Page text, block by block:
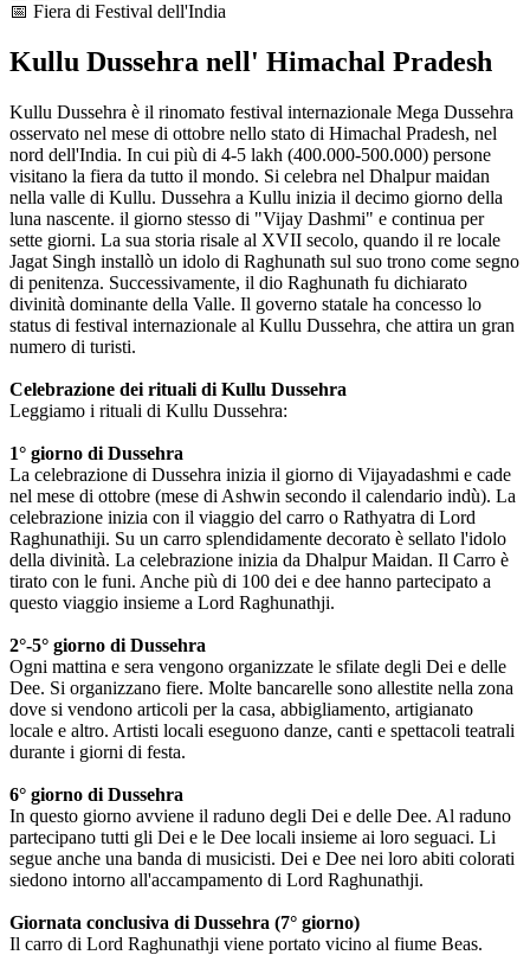
📅 Fiera di Festival dell'India
Kullu Dussehra nell' Himachal Pradesh
Kullu Dussehra è il rinomato festival internazionale Mega Dussehra
osservato nel mese di ottobre nello stato di Himachal Pradesh, nel
nord dell'India. In cui più di 4-5 lakh (400.000-500.000) persone
visitano la fiera da tutto il mondo. Si celebra nel Dhalpur maidan
nella valle di Kullu. Dussehra a Kullu inizia il decimo giorno della
luna nascente. il giorno stesso di "Vijay Dashmi" e continua per
sette giorni. La sua storia risale al XVII secolo, quando il re locale
Jagat Singh installò un idolo di Raghunath sul suo trono come segno
di penitenza. Successivamente, il dio Raghunath fu dichiarato
divinità dominante della Valle. Il governo statale ha concesso lo
status di festival internazionale al Kullu Dussehra, che attira un gran
numero di turisti.
Celebrazione dei rituali di Kullu Dussehra
Leggiamo i rituali di Kullu Dussehra:
1° giorno di Dussehra
La celebrazione di Dussehra inizia il giorno di Vijayadashmi e cade
nel mese di ottobre (mese di Ashwin secondo il calendario indù). La
celebrazione inizia con il viaggio del carro o Rathyatra di Lord
Raghunathiji. Su un carro splendidamente decorato è sellato l'idolo
della divinità. La celebrazione inizia da Dhalpur Maidan. Il Carro è
tirato con le funi. Anche più di 100 dei e dee hanno partecipato a
questo viaggio insieme a Lord Raghunathji.
2°-5° giorno di Dussehra
Ogni mattina e sera vengono organizzate le sfilate degli Dei e delle
Dee. Si organizzano fiere. Molte bancarelle sono allestite nella zona
dove si vendono articoli per la casa, abbigliamento, artigianato
locale e altro. Artisti locali eseguono danze, canti e spettacoli teatrali
durante i giorni di festa.
6° giorno di Dussehra
In questo giorno avviene il raduno degli Dei e delle Dee. Al raduno
partecipano tutti gli Dei e le Dee locali insieme ai loro seguaci. Li
segue anche una banda di musicisti. Dei e Dee nei loro abiti colorati
siedono intorno all'accampamento di Lord Raghunathji.
Giornata conclusiva di Dussehra (7° giorno)
Il carro di Lord Raghunathji viene portato vicino al fiume Beas.